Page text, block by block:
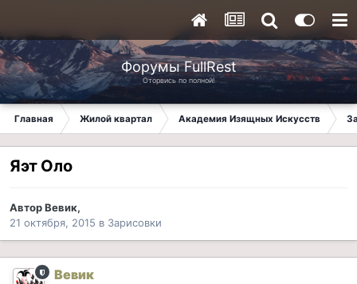
Форумы FullRest
Оторвись по полной!
Главная Жилой квартал Академия Изящных Искусств
Яэт Оло
АвторВевик,
21 октября, 2015 в Зарисовки
Вевик